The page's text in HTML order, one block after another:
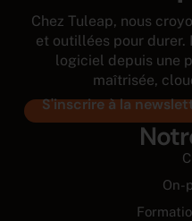
Chez Tuleap, nous
et outillées pour durer.
logiciel depuis une
maîtrisée,
S'inscrire à la
On-